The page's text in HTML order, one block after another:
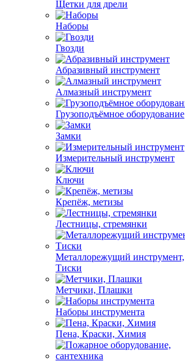
Щетки для дрели
Наборы
Гвозди
Абразивный инструмент
Алмазный инструмент
Грузоподъёмное оборудование
Замки
Измерительный инструмент
Ключи
Крепёж, метизы
Лестницы, стремянки
Металлорежущий инструмент,
Тиски
Метчики, Плашки
Наборы инструмента
Пена, Краски, Химия